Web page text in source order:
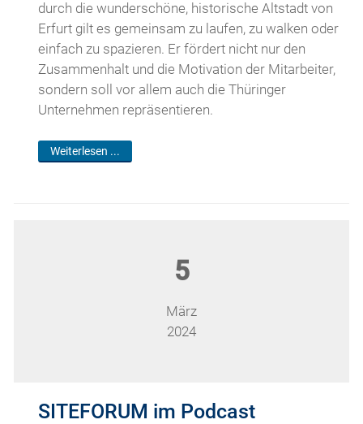
durch die wunderschöne, historische Altstadt von
Erfurt gilt es gemeinsam zu laufen, zu walken oder
einfach zu spazieren. Er fördert nicht nur den
Zusammenhalt und die Motivation der Mitarbeiter,
sondern soll vor allem auch die Thüringer
Unternehmen repräsentieren.
Weiterlesen ...
5
März
2024
SITEFORUM im Podcast